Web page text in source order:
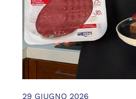
29 GIUGNO 2026